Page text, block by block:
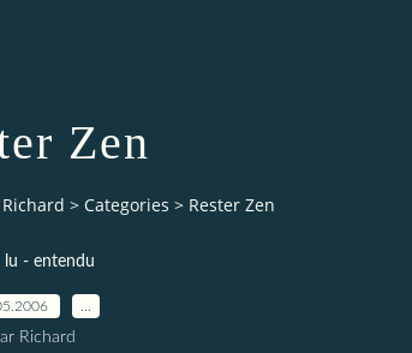
Zen
> Categories > Rester Zen
lu - entendu
Richard